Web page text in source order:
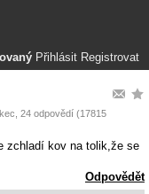
Přihlásit Registrovat
, 24 odpovědí (17815
zchladí kov na tolik,že se
Odpovědět